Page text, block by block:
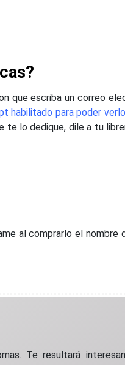
que escriba un correo
habilitado para poder
te lo dedique, dile a tu
al comprarlo el nombre
Te resultará